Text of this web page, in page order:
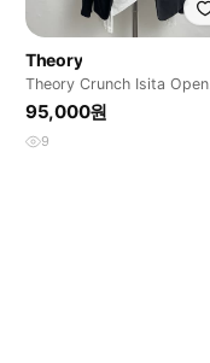
Theory
Theory Crunch Isita Open
Jacket
95,000원
9